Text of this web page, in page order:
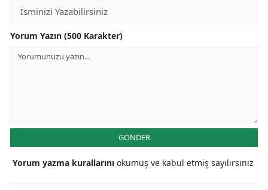
Yorum Yazın (500 Karakter)
GÖNDER
Yorum yazma kurallarını okumuş ve kabul etmiş sayılırsınız